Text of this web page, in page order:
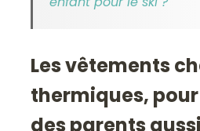
Les vêtements
thermiques,
des parents aussi